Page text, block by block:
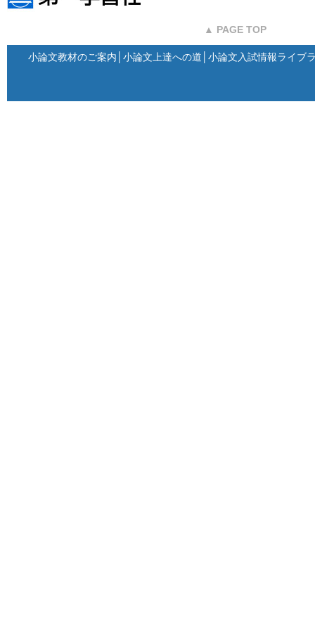
▲ PAGE TOP
小論文教材のご案内 小論文上達への道 小論文入試情報ライブ